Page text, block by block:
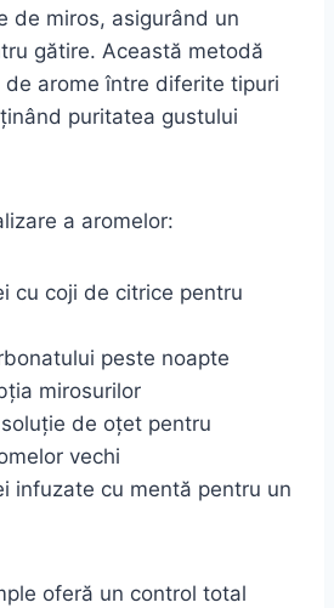
de miros, asigurând un
gătire. Această metodă
arome între diferite tipuri
puritatea gustului
a aromelor:
cu coji de citrice pentru
peste noapte
mirosurilor
de oțet pentru
vechi
infuzate cu mentă pentru un
oferă un control total